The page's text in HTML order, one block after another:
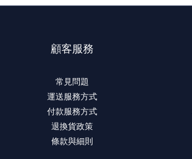
顧客服務
常見問題
運送服務方式
付款服務方式
退換貨政策
條款與細則